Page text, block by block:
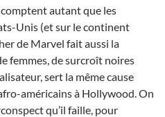
comptent autant que les
Unis (et sur le continent
de Marvel fait aussi la
femmes, de surcroît noires
sert la même cause
américains à Hollywood. On
qu’il faille, pour